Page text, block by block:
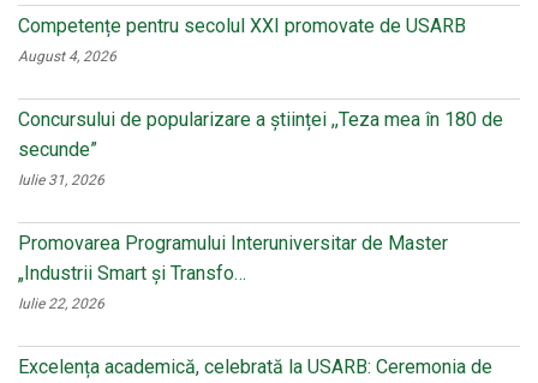
Competențe pentru secolul XXI promovate de USARB
August 4, 2026
Concursului de popularizare a științei ,,Teza mea în 180 de
secunde”
Iulie 31, 2026
Promovarea Programului Interuniversitar de Master
„Industrii Smart și Transfo…
Iulie 22, 2026
Excelența academică, celebrată la USARB: Ceremonia de